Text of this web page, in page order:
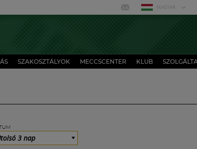
MAGYAR
SZAKOSZTÁLYOK MECCSCENTER KLUB
3 nap